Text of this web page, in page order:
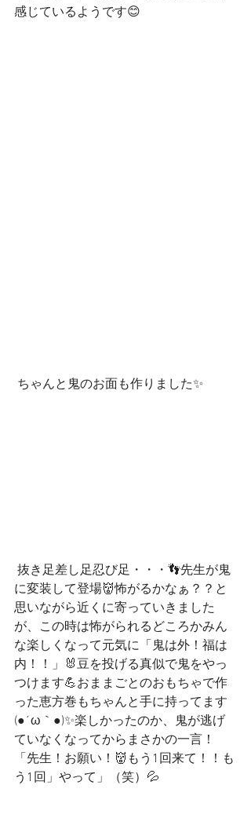
感じているようです😊
ちゃんと鬼のお面も作りました✨
に変装して登場👹怖がるかなぁ？？と
思いながら近くに寄っていきました
が、この時は怖がられるどころかみん
な楽しくなって元気に「鬼は外！福は
内！！」🐰豆を投げる真似で鬼をやっ
つけます💪おままごとのおもちゃで作
った恵方巻もちゃんと手に持ってます
(●´ω｀●)✨楽しかったのか、鬼が逃げ
ていなくなってからまさかの一言！
「先生！お願い！👹もう1回来て！！も
う1回」やって」（笑）💦